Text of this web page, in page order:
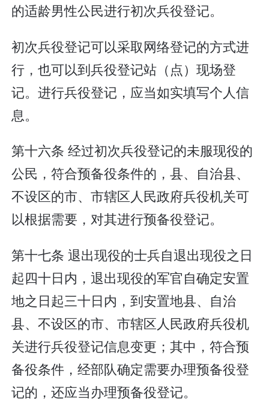
的适龄男性公民进行初次兵役登记。
初次兵役登记可以采取网络登记的方式进
行，也可以到兵役登记站（点）现场登
记。进行兵役登记，应当如实填写个人信
息。
第十六条 经过初次兵役登记的未服现役的
公民，符合预备役条件的，县、自治县、
不设区的市、市辖区人民政府兵役机关可
以根据需要，对其进行预备役登记。
第十七条 退出现役的士兵自退出现役之日
起四十日内，退出现役的军官自确定安置
地之日起三十日内，到安置地县、自治
县、不设区的市、市辖区人民政府兵役机
关进行兵役登记信息变更；其中，符合预
备役条件，经部队确定需要办理预备役登
记的，还应当办理预备役登记。